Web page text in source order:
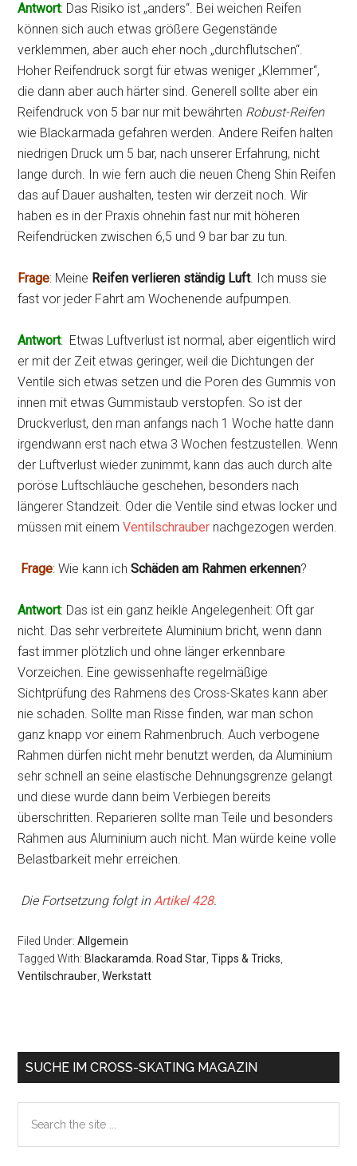
Antwort: Das Risiko ist „anders“. Bei weichen Reifen
können sich auch etwas größere Gegenstände
verklemmen, aber auch eher noch „durchflutschen“.
Hoher Reifendruck sorgt für etwas weniger „Klemmer“,
die dann aber auch härter sind. Generell sollte aber ein
Reifendruck von 5 bar nur mit bewährten Robust-Reifen
wie Blackarmada gefahren werden. Andere Reifen halten
niedrigen Druck um 5 bar, nach unserer Erfahrung, nicht
lange durch. In wie fern auch die neuen Cheng Shin Reifen
das auf Dauer aushalten, testen wir derzeit noch. Wir
haben es in der Praxis ohnehin fast nur mit höheren
Reifendrücken zwischen 6,5 und 9 bar bar zu tun.
Frage: Meine Reifen verlieren ständig Luft. Ich muss sie
fast vor jeder Fahrt am Wochenende aufpumpen.
Antwort: Etwas Luftverlust ist normal, aber eigentlich wird
er mit der Zeit etwas geringer, weil die Dichtungen der
Ventile sich etwas setzen und die Poren des Gummis von
innen mit etwas Gummistaub verstopfen. So ist der
Druckverlust, den man anfangs nach 1 Woche hatte dann
irgendwann erst nach etwa 3 Wochen festzustellen. Wenn
der Luftverlust wieder zunimmt, kann das auch durch alte
poröse Luftschläuche geschehen, besonders nach
längerer Standzeit. Oder die Ventile sind etwas locker und
müssen mit einemVentilschrauber nachgezogen werden.
Frage: Wie kann ichSchäden am Rahmen erkennen?
Antwort: Das ist ein ganz heikle Angelegenheit: Oft gar
nicht. Das sehr verbreitete Aluminium bricht, wenn dann
fast immer plötzlich und ohne länger erkennbare
Vorzeichen. Eine gewissenhafte regelmäßige
Sichtprüfung des Rahmens des Cross-Skates kann aber
nie schaden. Sollte man Risse finden, war man schon
ganz knapp vor einem Rahmenbruch. Auch verbogene
Rahmen dürfen nicht mehr benutzt werden, da Aluminium
sehr schnell an seine elastische Dehnungsgrenze gelangt
und diese wurde dann beim Verbiegen bereits
überschritten. Reparieren sollte man Teile und besonders
Rahmen aus Aluminium auch nicht. Man würde keine volle
Belastbarkeit mehr erreichen.
Die Fortsetzung folgt inArtikel 428.
Filed Under:Allgemein
Tagged With: Blackaramda. Road Star,Tipps & Tricks,
Ventilschrauber,Werkstatt
Primary
SUCHE IM CROSS-SKATING MAGAZIN
the